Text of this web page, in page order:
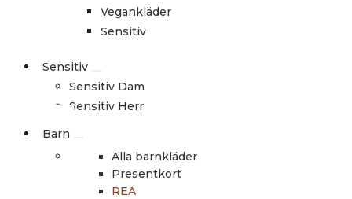
Vegankläder
Sensitiv
Sensitiv
Sensitiv Dam
Sensitiv Herr
Barn
Alla barnkläder
Presentkort
REA